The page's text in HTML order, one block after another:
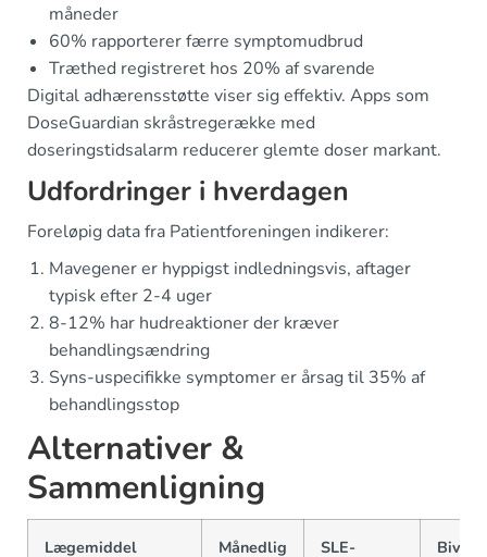
måneder
60% rapporterer færre symptomudbrud
Træthed registreret hos 20% af svarende
Digital adhærensstøtte viser sig effektiv. Apps som
DoseGuardian skråstregerække med
doseringstidsalarm reducerer glemte doser markant.
Udfordringer i hverdagen
Foreløpig data fra Patientforeningen indikerer:
Mavegener er hyppigst indledningsvis, aftager
typisk efter 2-4 uger
8-12% har hudreaktioner der kræver
behandlingsændring
Syns-uspecifikke symptomer er årsag til 35% af
behandlingsstop
Alternativer &
Sammenligning
Lægemiddel Månedlig SLE-